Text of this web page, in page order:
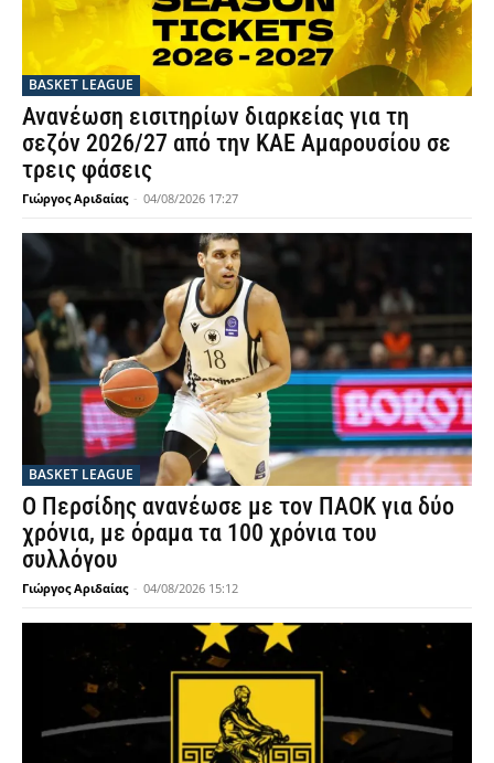
BASKET LEAGUE
Ανανέωση εισιτηρίων διαρκείας για τη
σεζόν 2026/27 από την ΚΑΕ Αμαρουσίου σε
τρεις φάσεις
Γιώργος Αριδαίας - 04/08/2026 17:27
BASKET LEAGUE
Ο Περσίδης ανανέωσε με τον ΠΑΟΚ για δύο
χρόνια, με όραμα τα 100 χρόνια του
συλλόγου
Γιώργος Αριδαίας - 04/08/2026 15:12